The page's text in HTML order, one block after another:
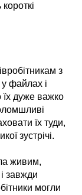
з
файлах і
їх дуже важко
їх туди,
зустрічі.
живим,
завжди
могли